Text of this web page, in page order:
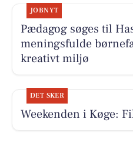
JOBNYT
Pædagog søges til
meningsfulde
kreativt miljø
DET SKER
Weekenden i Køge: